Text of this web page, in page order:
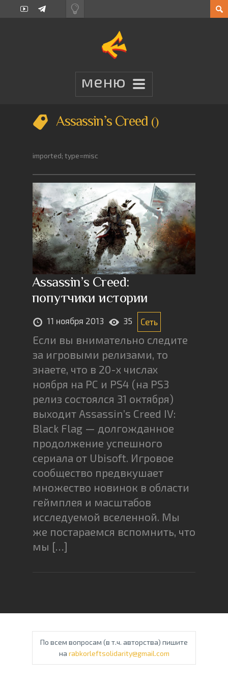
Assassin’s Creed
imported; type=misc
Assassin’s Creed:
попутчики истории
11 ноября 2013 35 Сеть
Если вы внимательно следите
за игровыми релизами, то
знаете, что в 20-х числах
ноября на PC и PS4 (на PS3
релиз состоялся 31 октября)
выходит Assassin’s Creed IV:
Black Flag — долгожданное
продолжение успешного
сериала от Ubisoft. Игровое
сообщество предвкушает
множество новинок в области
геймплея и масштабов
исследуемой вселенной. Мы
же постараемся вспомнить, что
мы […]
По всем вопросам (в т.ч. авторства) пишите
на rabkorleftsolidarity@gmail.com